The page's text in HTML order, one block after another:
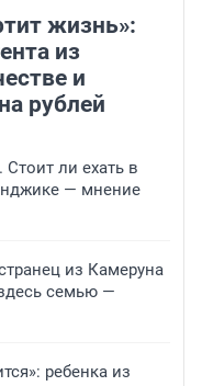
жизнь»:
из
и
рублей
ли ехать в
— мнение
из Камеруна
семью —
ребенка из